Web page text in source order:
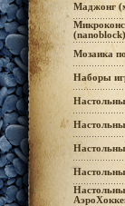
Маджонг
(nanoblock)
Мозаика
Наборы